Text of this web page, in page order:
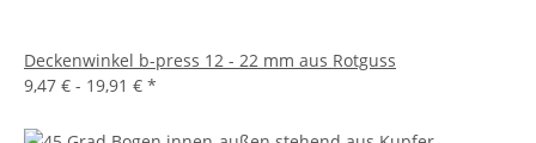
Deckenwinkel b-press 12 - 22 mm aus Rotguss
9,47 € - 19,91 € *